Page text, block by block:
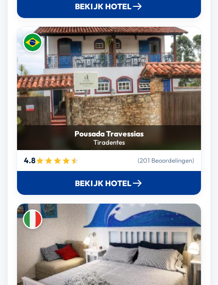
BEKIJK HOTEL
Pousada Travessias
Tiradentes
4.8 (201 Beoordelingen)
BEKIJK HOTEL